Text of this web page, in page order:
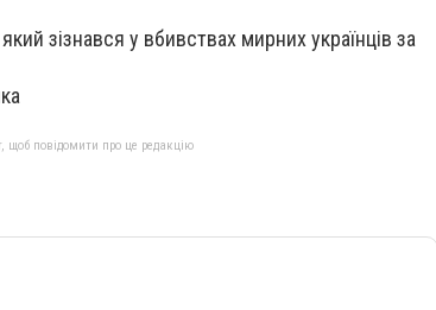
зізнався у вбивствах мирних українців за
щоб повідомити про це редакцію